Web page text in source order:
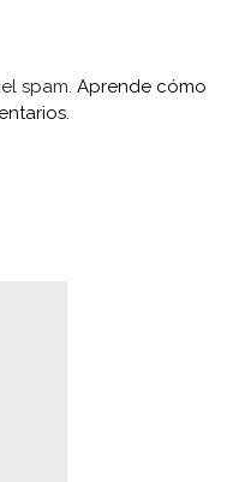
spam. Aprende cómo